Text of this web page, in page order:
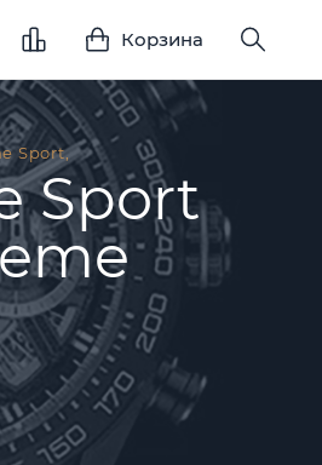
Корзина
Sport,
Sport